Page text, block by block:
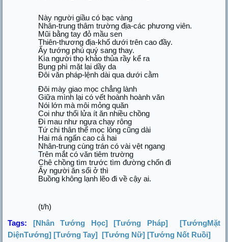
Này người giầu có bạc vàng
Nhân-trung thâm trường địa-các phương viên.
Mũi bằng tay đỏ mầu sen
Thiên-thương địa-khố dưới trên cao đầy.
Ấy tướng phú quý sang thay.
Kìa người thọ khảo thủa rầy kể ra
Bụng phì mặt lại dầy da
Đôi văn pháp-lệnh dài qua dưới cằm
Đôi mày giao mọc chẳng lành
Giữa mình lại có vết hoành hoành văn
Nói lớn mà môi mỏng quăn
Coi như thổi lửa ít ăn nhiều chồng
Đi mau như ngựa chạy rông
Tứ chi thân thể mọc lông cũng dài
Hai má ngấn cao cả hai
Nhân-trung cùng trán có vài vệt ngang
Trên mắt có văn tiêm trường
Chê chồng tìm trước tìm đường chốn đi
Ấy người ăn sổi ở thì
Buồng không lạnh lẽo đi về cậy ai.
(t/h)
Tags: [Nhân Tướng Học] [Tướng Pháp]
[TướngMặt
DiệnTướng] [Tướng Tay] [Tướng Nữ] [Tướng Nốt Ruồi]